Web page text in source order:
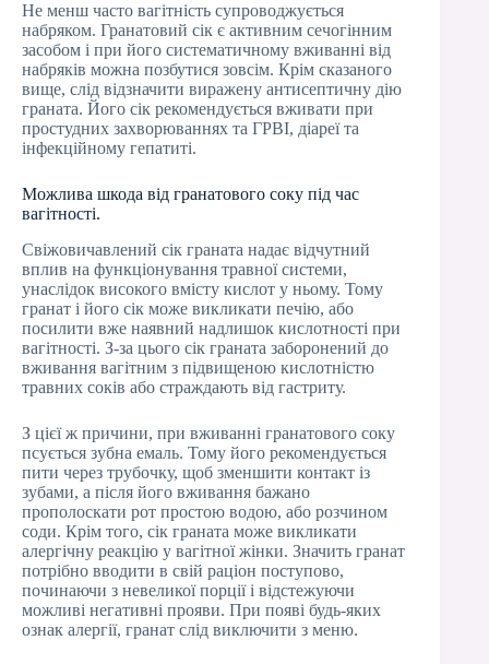
Не менш часто вагітність супроводжується
набряком. Гранатовий сік є активним сечогінним
засобом і при його систематичному вживанні від
набряків можна позбутися зовсім. Крім сказаного
вище, слід відзначити виражену антисептичну дію
граната. Його сік рекомендується вживати при
простудних захворюваннях та ГРВІ, діареї та
інфекційному гепатиті.
Можлива шкода від гранатового соку під час
вагітності.
Свіжовичавлений сік граната надає відчутний
вплив на функціонування травної системи,
унаслідок високого вмісту кислот у ньому. Тому
гранат і його сік може викликати печію, або
посилити вже наявний надлишок кислотності при
вагітності. З-за цього сік граната заборонений до
вживання вагітним з підвищеною кислотністю
травних соків або страждають від гастриту.
З цієї ж причини, при вживанні гранатового соку
псується зубна емаль. Тому його рекомендується
пити через трубочку, щоб зменшити контакт із
зубами, а після його вживання бажано
прополоскати рот простою водою, або розчином
соди. Крім того, сік граната може викликати
алергічну реакцію у вагітної жінки. Значить гранат
потрібно вводити в свій раціон поступово,
починаючи з невеликої порції і відстежуючи
можливі негативні прояви. При появі будь-яких
ознак алергії, гранат слід виключити з меню.